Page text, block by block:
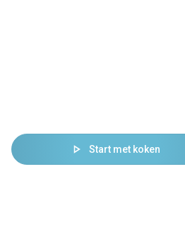
Start met koken